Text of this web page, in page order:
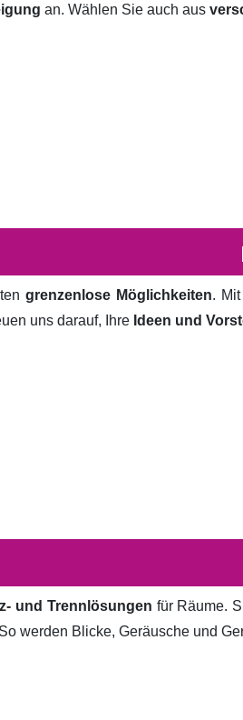
an. Wählen Sie auch aus
grenzenlose Möglichkeiten.
uns darauf, Ihre Ideen und
und Trennlösungen für Räume.
werden Blicke, Geräusche und